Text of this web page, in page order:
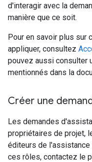
d'interagir avec la
manière que ce soit.
Pour en savoir plus sur
appliquer, consultez
pouvez aussi consulter
mentionnés dans la
Créer une
Les demandes
propriétaires de projet,
éditeurs de l'assistance
ces rôles, contactez le